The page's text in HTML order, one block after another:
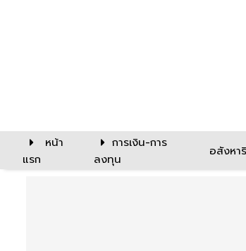
หน้า
แรก
การเงิน-การ
ลงทุน
อสังหา